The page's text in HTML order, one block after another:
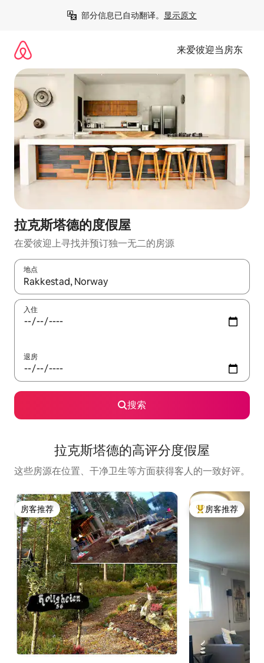
部分信息已自动翻译。 显示原文
来爱彼迎当房东
拉克斯塔德的度假屋
在爱彼迎上寻找并预订独一无二的房源
地点
如有搜索结果，请使用上下方向键查看，或通过点击或滑动手势
入住
退房
搜索
拉克斯塔德的高评分度假屋
这些房源在位置、干净卫生等方面获得客人的一致好评。
房客推荐
房客推荐 热门「房客推荐」
房客推荐